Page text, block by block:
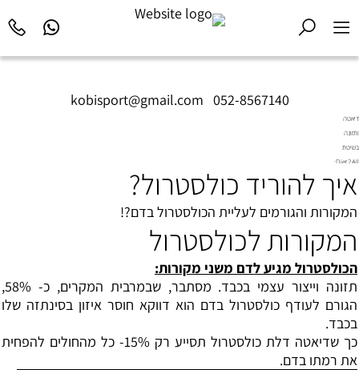
kobisport@gmail.com 052-8567140
דיאטה
ותזונה
בשיטת
Diet2All:
שמאחורי
המושלם.
איך להוריד כולסטרול?
המקורות והגורמים לעליית הכולסטרול בדם?!
המקורות לכולסטרול
הכולסטרול מגיע לדם משני מקורות:
תזונה וייצור עצמי בכבד
. מסתבר, שבמרבית המקרים, כ- 58%,
הגורם לעודף כולסטרול בדם הוא דווקא חוסר איזון בסינתזה שלו
בכבד.
כך שדיאטה דלת כולסטרול תסייע רק 15%- כל מהחולים להפחית
את רמתו בדם.